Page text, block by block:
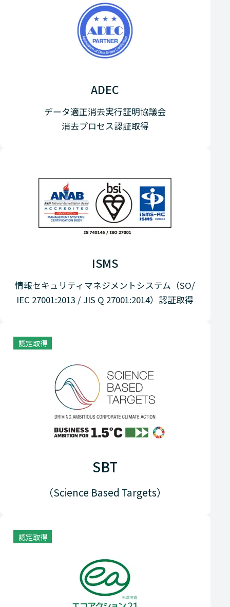
ADEC
データ適正消去実行証明協議会
消去プロセス認証取得
ISMS
情報セキュリティマネジメントシステム（SO/
IEC 27001:2013 / JIS Q 27001:2014）認証取得
認定取得
SBT
（Science Based Targets）
認定取得